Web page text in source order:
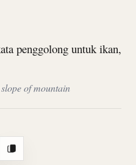
penggolong untuk ikan,
of mountain
Salin